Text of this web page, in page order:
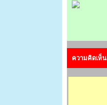
ความคิดเห็น